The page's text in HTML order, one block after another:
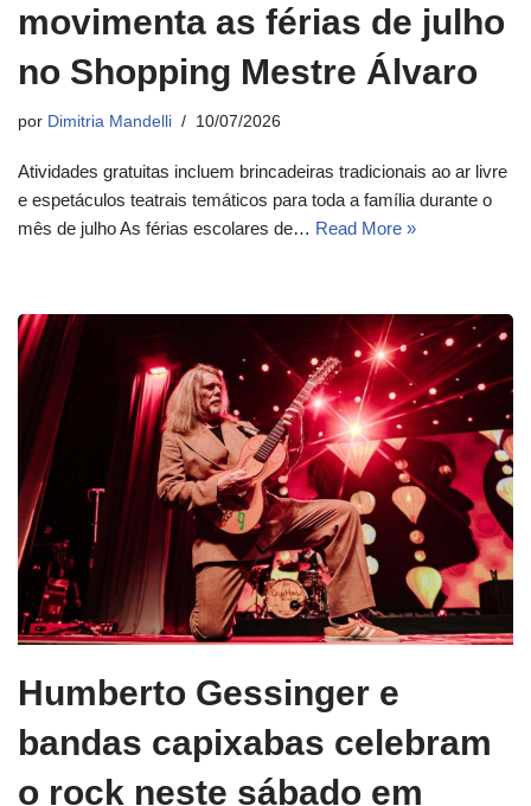
movimenta as férias de julho
no Shopping Mestre Álvaro
por Dimitria Mandelli 10/07/2026
Atividades gratuitas incluem brincadeiras tradicionais ao ar livre
e espetáculos teatrais temáticos para toda a família durante o
mês de julho As férias escolares de… Read More »
Humberto Gessinger e
bandas capixabas celebram
o rock neste sábado em